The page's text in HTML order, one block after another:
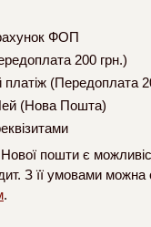
ФОП
200 грн.)
(Передоплата
(Нова Пошта)
Нової пошти є
З її умовами можна
.